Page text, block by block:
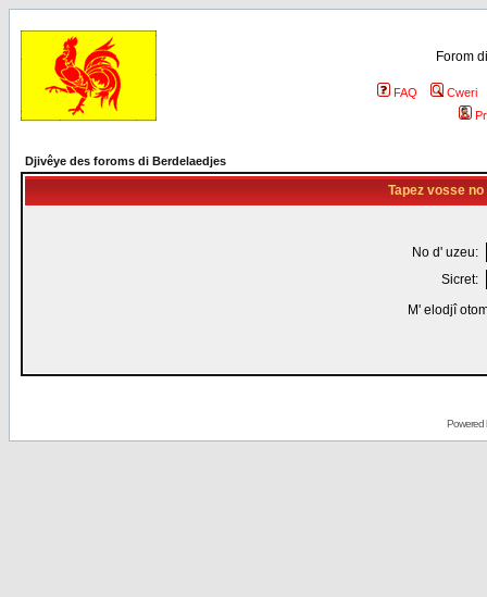
Forom
FAQ
Cweri
Djivêye des foroms di Berdelaedjes
Tapez vosse
No d' uzeu:
Sicret:
M' elodjî
Powered